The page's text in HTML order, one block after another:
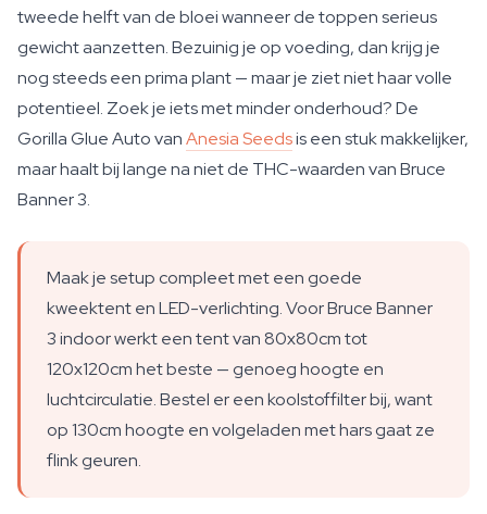
tweede helft van de bloei wanneer de toppen serieus
gewicht aanzetten. Bezuinig je op voeding, dan krijg je
nog steeds een prima plant — maar je ziet niet haar volle
potentieel. Zoek je iets met minder onderhoud? De
Gorilla Glue Auto vanAnesia Seedsis een stuk makkelijker,
maar haalt bij lange na niet de THC-waarden van Bruce
Banner 3.
Maak je setup compleet met een goede
kweektent en LED-verlichting. Voor Bruce Banner
3 indoor werkt een tent van 80x80cm tot
120x120cm het beste — genoeg hoogte en
luchtcirculatie. Bestel er een koolstoffilter bij, want
op 130cm hoogte en volgeladen met hars gaat ze
flink geuren.